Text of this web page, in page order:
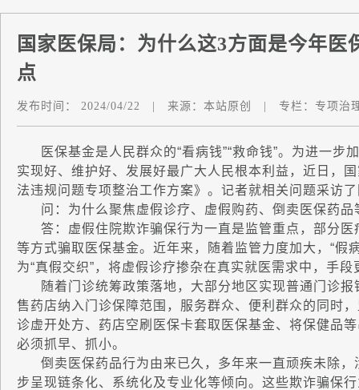
国家医保局：为什么这3方面是今年
点
发布时间： 2024/04/22 来源： 本站原创 专栏： 专项治
医保基金是人民群众的“看病钱”“救命钱”。为进一步
实现好、维护好、发展好最广大人民根本利益，近日，
法违规问题专项整治工作方案》。记者就相关问题采访
问：为什么聚焦虚假诊疗、虚假购药、倒卖医保药品
答：虚假住院欺诈骗保行为一直是监管重点，部分医
等方式骗取医保基金。近年来，随着监管力度加大，“假
为“真假交织”，将虚假诊疗掺杂在真实就医需求中，手
随着门诊统筹政策落地，大部分地区实现普通门诊报
售药店纳入门诊保障范围，服务群众、便利群众的同时
诊虚开处方、药店空刷医保卡套取医保基金、将保健品
必须抓早、抓小。
倒卖医保药品行为由来已久，多年来一直顽疾未除，
步呈现链条化、系统化及专业化等倾向。这些欺诈骗保